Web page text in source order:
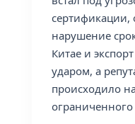
нарушение
Китае и
ударом, а
происходило
ограниченного